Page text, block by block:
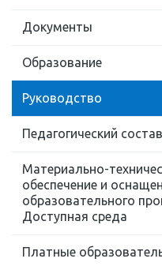
Документы
Образование
Руководство
Педагогический состав
Материально-
обеспечение и
образовательного
Доступная среда
Платные